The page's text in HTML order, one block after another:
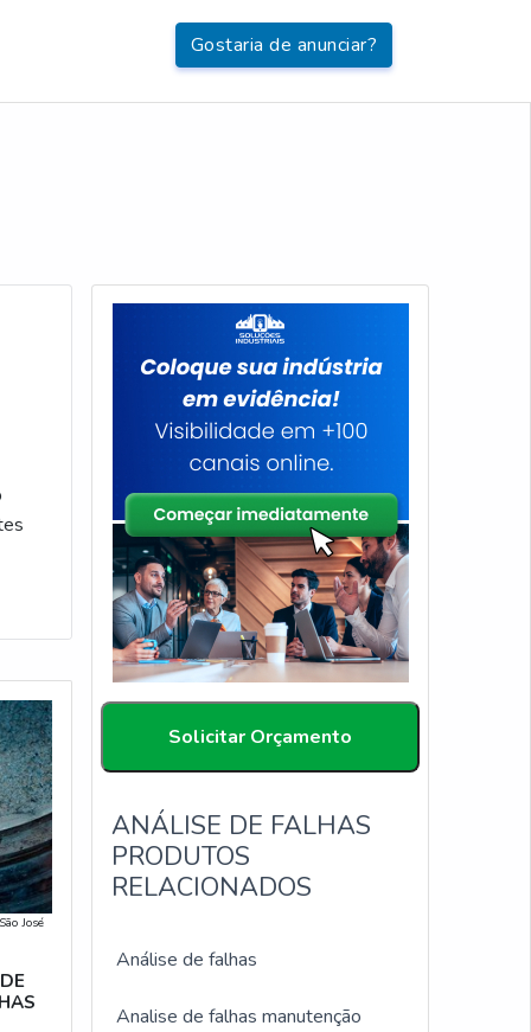
Gostaria de anunciar?
José
Solicitar Orçamento
ANÁLISE DE FALHAS
PRODUTOS
RELACIONADOS
Análise de falhas
Analise de falhas manutenção